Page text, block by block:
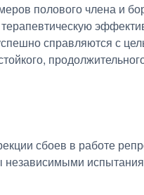
полового члена и
справляются с
сбоев в работе
независимыми